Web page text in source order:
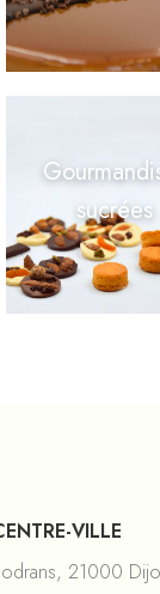
sucrées
VILLE
21000